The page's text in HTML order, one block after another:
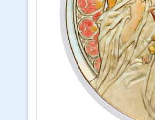
Previous